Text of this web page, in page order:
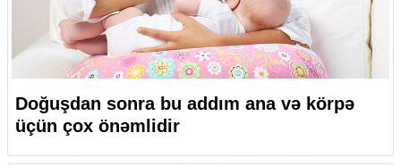
Doğuşdan sonra bu addım ana və körpə
üçün çox önəmlidir